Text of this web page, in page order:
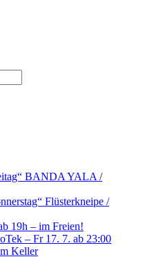
BANDA YALA /
Flüsterkneipe /
19h – im Freien!
– Fr 17. 7. ab 23:00
Keller